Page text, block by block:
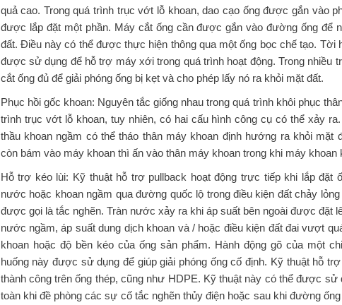
quả cao. Trong quá trình trục vớt lỗ khoan, dao cạo ống được gắn vào
được lắp đặt một phần. Máy cắt ống cần được gắn vào đường ống để
đất. Điều này có thể được thực hiện thông qua một ống bọc chế tạo. Tời
được sử dụng để hỗ trợ máy xới trong quá trình hoạt động. Trong nhiều
cắt ống đủ để giải phóng ống bị kẹt và cho phép lấy nó ra khỏi mặt đất.
Phục hồi gốc khoan: Nguyên tắc giống nhau trong quá trình khôi phục
trình trục vớt lỗ khoan, tuy nhiên, có hai cấu hình công cụ có thể xảy
thầu khoan ngầm có thể tháo thân máy khoan định hướng ra khỏi mặt
còn bám vào máy khoan thì ấn vào thân máy khoan trong khi máy khoan
Hỗ trợ kéo lùi: Kỹ thuật hỗ trợ pullback hoạt động trực tiếp khi lắp đặt
nước hoặc khoan ngầm qua đường quốc lộ trong điều kiện đất chảy
được gọi là tắc nghẽn. Tràn nước xảy ra khi áp suất bên ngoài được đặt
nước ngầm, áp suất dung dịch khoan và / hoặc điều kiện đất đai vượt
khoan hoặc độ bền kéo của ống sản phẩm. Hành động gõ của một
huống này được sử dụng để giúp giải phóng ống cố định. Kỹ thuật hỗ
thành công trên ống thép, cũng như HDPE. Kỹ thuật này có thể được sử
toàn khi đề phòng các sự cố tắc nghẽn thủy điện hoặc sau khi đường